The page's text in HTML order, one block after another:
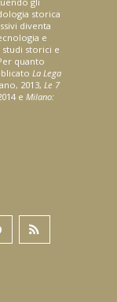
storica
diventa
e
storici e
quanto
La Lega
2013, Le 7
e Milano: